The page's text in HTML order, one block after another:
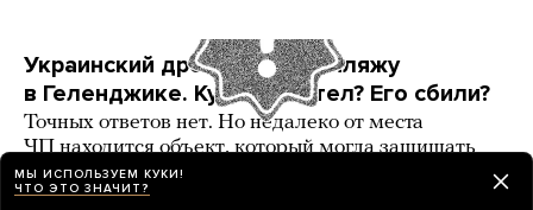
Украинский дрон попал по пляжу
в Геленджике. Куда он летел? Его сбили?
Точных ответов нет. Но недалеко от места
ЧП находится объект, который могла защищать
ПВО
МЫ ИСПОЛЬЗУЕМ КУКИ!
ЧТО ЭТО ЗНАЧИТ?